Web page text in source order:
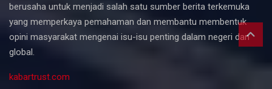
berusaha untuk menjadi salah satu sumber berita terkemuka
yang memperkaya pemahaman dan membantu membentuk
opini masyarakat mengenai isu-isu penting dalam negeri dan
global.
kabartrust.com